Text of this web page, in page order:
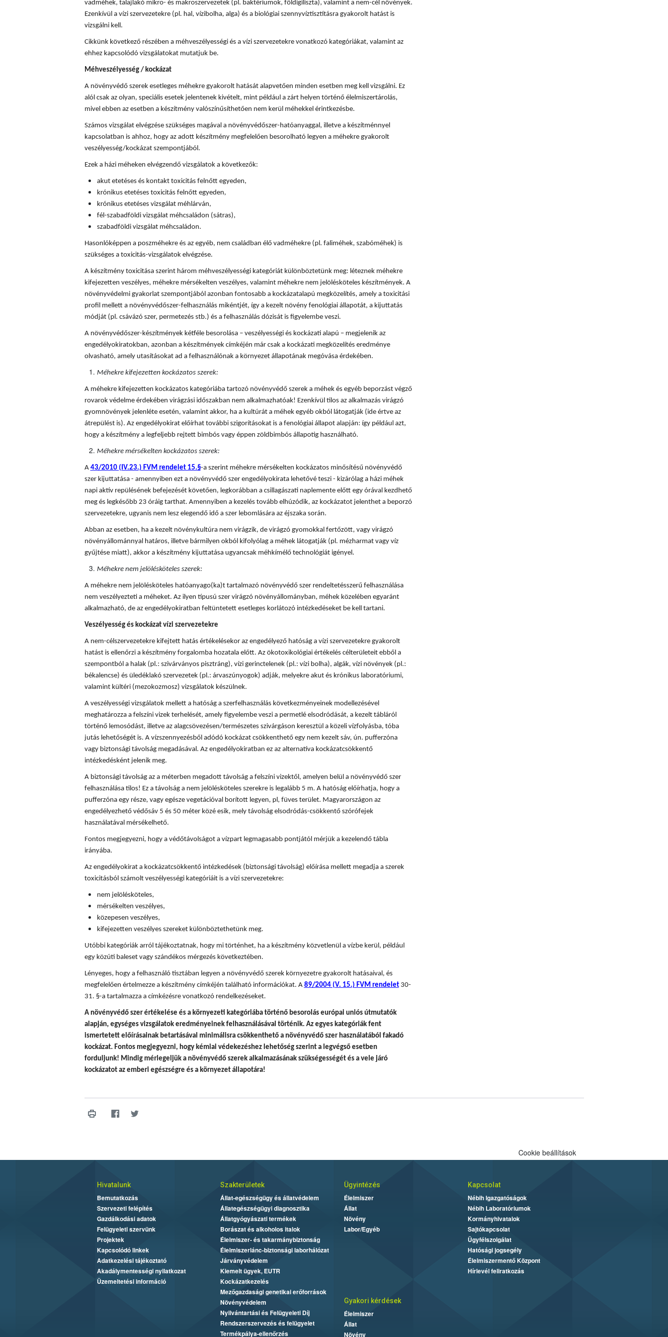
vadméhek, talajlakó mikro- és makroszervezetek (pl. baktériumok, földigiliszta), valamint a nem-cél növények.
Ezenkívül a vízi szervezetekre (pl. hal, vízibolha, alga) és a biológiai szennyvíztisztításra gyakorolt hatást is
vizsgálni kell.
Cikkünk következő részében a méhveszélyességi és a vízi szervezetekre vonatkozó kategóriákat, valamint az
ehhez kapcsolódó vizsgálatokat mutatjuk be.
Méhveszélyesség / kockázat
A növényvédő szerek esetleges méhekre gyakorolt hatását alapvetően minden esetben meg kell vizsgálni. Ez
alól csak az olyan, speciális esetek jelentenek kivételt, mint például a zárt helyen történő élelmiszertárolás,
mivel ebben az esetben a készítmény valószínűsíthetően nem kerül méhekkel érintkezésbe.
Számos vizsgálat elvégzése szükséges magával a növényvédőszer-hatóanyaggal, illetve a készítménnyel
kapcsolatban is ahhoz, hogy az adott készítmény megfelelően besorolható legyen a méhekre gyakorolt
veszélyesség/kockázat szempontjából.
Ezek a házi méheken elvégzendő vizsgálatok a következők:
akut etetéses és kontakt toxicitás felnőtt egyeden,
krónikus etetéses toxicitás felnőtt egyeden,
krónikus etetéses vizsgálat méhlárván,
fél-szabadföldi vizsgálat méhcsaládon (sátras),
szabadföldi vizsgálat méhcsaládon.
Hasonlóképpen a poszméhekre és az egyéb, nem családban élő vadméhekre (pl. faliméhek, szabóméhek) is
szükséges a toxicitás-vizsgálatok elvégzése.
A készítmény toxicitása szerint három méhveszélyességi kategóriát különböztetünk meg: léteznek méhekre
kifejezetten veszélyes, méhekre mérsékelten veszélyes, valamint méhekre nem jelölésköteles készítmények. A
növényvédelmi gyakorlat szempontjából azonban fontosabb a kockázatalapú megközelítés, amely a toxicitási
profil mellett a növényvédőszer-felhasználás mikéntjét, így a kezelt növény fenológiai állapotát, a kijuttatás
módját (pl. csávázó szer, permetezés stb.) és a felhasználás dózisát is figyelembe veszi.
A növényvédőszer-készítmények kétféle besorolása – veszélyességi és kockázati alapú – megjelenik az
engedélyokiratokban, azonban a készítmények címkéjén már csak a kockázati megközelítés eredménye
olvasható, amely utasításokat ad a felhasználónak a környezet állapotának megóvása érdekében.
Méhekre kifejezetten kockázatos szerek:
A méhekre kifejezetten kockázatos kategóriába tartozó növényvédő szerek a méhek és egyéb beporzást végző
rovarok védelme érdekében virágzási időszakban nem alkalmazhatóak! Ezenkívül tilos az alkalmazás virágzó
gyomnövények jelenléte esetén, valamint akkor, ha a kultúrát a méhek egyéb okból látogatják (ide értve az
átrepülést is). Az engedélyokirat előírhat további szigorításokat is a fenológiai állapot alapján: így például azt,
hogy a készítmény a legfeljebb rejtett bimbós vagy éppen zöldbimbós állapotig használható.
Méhekre mérsékelten kockázatos szerek:
A 43/2010 (IV.23.) FVM rendelet 15.§-a szerint méhekre mérsékelten kockázatos minősítésű növényvédő
szer kijuttatása - amennyiben ezt a növényvédő szer engedélyokirata lehetővé teszi - kizárólag a házi méhek
napi aktív repülésének befejezését követően, legkorábban a csillagászati naplemente előtt egy órával kezdhető
meg és legkésőbb 23 óráig tarthat. Amennyiben a kezelés tovább elhúzódik, az kockázatot jelenthet a beporzó
szervezetekre, ugyanis nem lesz elegendő idő a szer lebomlására az éjszaka során.
Abban az esetben, ha a kezelt növénykultúra nem virágzik, de virágzó gyomokkal fertőzött, vagy virágzó
növényállománnyal határos, illetve bármilyen okból kifolyólag a méhek látogatják (pl. mézharmat vagy víz
gyűjtése miatt), akkor a készítmény kijuttatása ugyancsak méhkímélő technológiát igényel.
Méhekre nem jelölésköteles szerek:
A méhekre nem jelölésköteles hatóanyago(ka)t tartalmazó növényvédő szer rendeltetésszerű felhasználása
nem veszélyezteti a méheket. Az ilyen típusú szer virágzó növényállományban, méhek közelében egyaránt
alkalmazható, de az engedélyokiratban feltüntetett esetleges korlátozó intézkedéseket be kell tartani.
Veszélyesség és kockázat vízi szervezetekre
A nem-célszervezetekre kifejtett hatás értékelésekor az engedélyező hatóság a vízi szervezetekre gyakorolt
hatást is ellenőrzi a készítmény forgalomba hozatala előtt. Az ökotoxikológiai értékelés célterületeit ebből a
szempontból a halak (pl.: szivárványos pisztráng), vízi gerinctelenek (pl.: vízi bolha), algák, vízi növények (pl.:
békalencse) és üledéklakó szervezetek (pl.: árvaszúnyogok) adják, melyekre akut és krónikus laboratóriumi,
valamint kültéri (mezokozmosz) vizsgálatok készülnek.
A veszélyességi vizsgálatok mellett a hatóság a szerfelhasználás következményeinek modellezésével
meghatározza a felszíni vizek terhelését, amely figyelembe veszi a permetlé elsodródását, a kezelt tábláról
történő lemosódást, illetve az alagcsövezésen/természetes szivárgáson keresztül a közeli vízfolyásba, tóba
jutás lehetőségét is. A vízszennyezésből adódó kockázat csökkenthető egy nem kezelt sáv, ún. pufferzóna
vagy biztonsági távolság megadásával. Az engedélyokiratban ez az alternatíva kockázatcsökkentő
intézkedésként jelenik meg.
A biztonsági távolság az a méterben megadott távolság a felszíni vizektől, amelyen belül a növényvédő szer
felhasználása tilos! Ez a távolság a nem jelölésköteles szerekre is legalább 5 m. A hatóság előírhatja, hogy a
pufferzóna egy része, vagy egésze vegetációval borított legyen, pl, füves terület. Magyarországon az
engedélyezhető védősáv 5 és 50 méter közé esik, mely távolság elsodródás-csökkentő szórófejek
használatával mérsékelhető.
Fontos megjegyezni, hogy a védőtávolságot a vízpart legmagasabb pontjától mérjük a kezelendő tábla
irányába.
Az engedélyokirat a kockázatcsökkentő intézkedések (biztonsági távolság) előírása mellett megadja a szerek
toxicitásból számolt veszélyességi kategóriáit is a vízi szervezetekre:
nem jelölésköteles,
mérsékelten veszélyes,
közepesen veszélyes,
kifejezetten veszélyes szereket különböztethetünk meg.
Utóbbi kategóriák arról tájékoztatnak, hogy mi történhet, ha a készítmény közvetlenül a vízbe kerül, például
egy közúti baleset vagy szándékos mérgezés következtében.
Lényeges, hogy a felhasználó tisztában legyen a növényvédő szerek környezetre gyakorolt hatásaival, és
megfelelően értelmezze a készítmény címkéjén található információkat. A 89/2004 (V. 15.) FVM rendelet30-
31. §-a tartalmazza a címkézésre vonatkozó rendelkezéseket.
A növényvédő szer értékelése és a környezeti kategóriába történő besorolás európai uniós útmutatók
alapján, egységes vizsgálatok eredményeinek felhasználásával történik. Az egyes kategóriák fent
ismertetett előírásainak betartásával minimálisra csökkenthető a növényvédő szer használatából fakadó
kockázat. Fontos megjegyezni, hogykémiai védekezéshez lehetőség szerint a legvégső esetben
forduljunk! Mindig mérlegeljük a növényvédő szerek alkalmazásának szükségességét és a vele járó
kockázatot az emberi egészségre és a környezet állapotára!
Cookie beállítások
Hivatalunk
Bemutatkozás
Szervezeti felépítés
Gazdálkodási adatok
Felügyeleti szervünk
Projektek
Kapcsolódó linkek
Adatkezelési tájékoztató
Akadálymentességi nyilatkozat
Üzemeltetési információ
Szakterületek
Állat-egészségügy és állatvédelem
Állategészségügyi diagnosztika
Állatgyógyászati termékek
Borászat és alkoholos italok
Élelmiszer- és takarmánybiztonság
Élelmiszerlánc-biztonsági laborhálózat
Járványvédelem
Kiemelt ügyek, EUTR
Kockázatkezelés
Mezőgazdasági genetikai erőforrások
Növényvédelem
Nyilvántartási és Felügyeleti Díj
Rendszerszervezés és felügyelet
Termékpálya-ellenőrzés
Ügyintézés
Élelmiszer
Állat
Növény
Labor/Egyéb
Kapcsolat
Nébih Igazgatóságok
Nébih Laboratóriumok
Kormányhivatalok
Sajtókapcsolat
Ügyfélszolgálat
Hatósági jogsegély
Élelmiszermentő Központ
Hírlevél feliratkozás
Gyakori kérdések
Élelmiszer
Állat
Növény